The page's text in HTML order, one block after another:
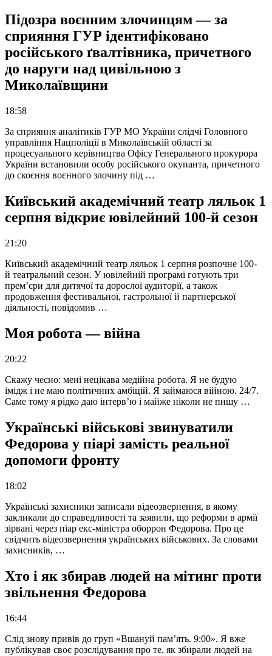
Підозра воєнним злочинцям — за
сприяння ГУР ідентифіковано
російського ґвалтівника, причетного
до наруги над цивільною з
Миколаївщини
18:58
За сприяння аналітиків ГУР МО України слідчі Головного
управління Нацполіції в Миколаївській області за
процесуального керівництва Офісу Генерального прокурора
України встановили особу російського окупанта, причетного
до скоєння воєнного злочину під …
Київський академічний театр ляльок 1
серпня відкриє ювілейний 100-й сезон
21:20
Київський академічний театр ляльок 1 серпня розпочне 100-
й театральний сезон. У ювілейній програмі готують три
прем’єри для дитячої та дорослої аудиторії, а також
продовження фестивальної, гастрольної й партнерської
діяльності, повідомив …
Моя робота — війна
20:22
Скажу чесно: мені нецікава медійна робота. Я не будую
імідж і не маю політичних амбіцій. Я займаюся війною. 24/7.
Саме тому я рідко даю інтерв’ю і майже ніколи не пишу …
Українські військові звинуватили
Федорова у піарі замість реальної
допомоги фронту
18:02
Українські захисники записали відеозвернення, в якому
закликали до справедливості та заявили, що реформи в армії
зірвані через піар екс-міністра оборрон Федорова. Про це
свідчить відеозвернення українських військових. За словами
захисників, …
Хто і як збирав людей на мітинг проти
звільнення Федорова
16:44
Слід знову привів до груп «Вшануй пам’ять. 9:00». Я вже
публікував своє розслідування про те, як збирали людей на